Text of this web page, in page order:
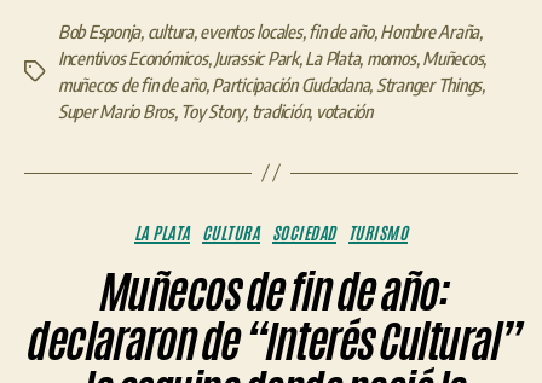
Etiquetas
Bob Esponja, cultura, eventos locales, fin de año, Hombre Araña,
Incentivos Económicos, Jurassic Park, La Plata, momos, Muñecos,
muñecos de fin de año, Participación Ciudadana, Stranger Things,
Super Mario Bros, Toy Story, tradición, votación
Categorías
LA PLATA CULTURA SOCIEDAD TURISMO
Muñecos de fin de año:
declararon de “Interés Cultural”